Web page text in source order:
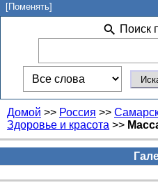
[Поменять]
Поиск
Домой >> Россия >>
Здоровье и красота >>